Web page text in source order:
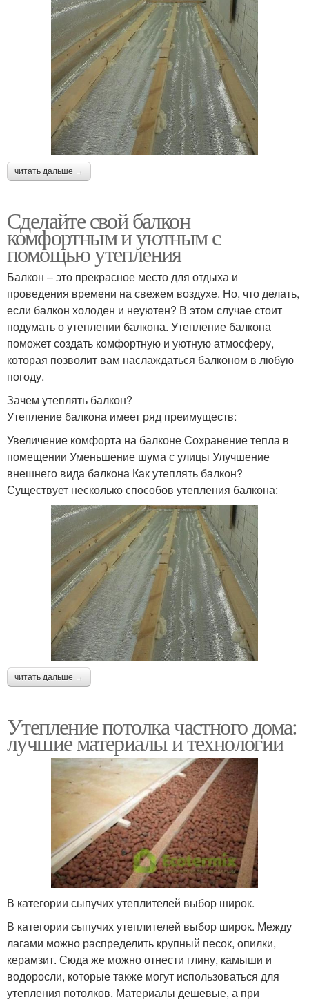
читать дальше →
Сделайте свой балкон
комфортным и уютным с
помощью утепления
Балкон – это прекрасное место для отдыха и
проведения времени на свежем воздухе. Но, что делать,
если балкон холоден и неуютен? В этом случае стоит
подумать о утеплении балкона. Утепление балкона
поможет создать комфортную и уютную атмосферу,
которая позволит вам наслаждаться балконом в любую
погоду.
Зачем утеплять балкон?
Утепление балкона имеет ряд преимуществ:
Увеличение комфорта на балконе Сохранение тепла в
помещении Уменьшение шума с улицы Улучшение
внешнего вида балкона Как утеплять балкон?
Существует несколько способов утепления балкона:
читать дальше →
Утепление потолка частного дома:
лучшие материалы и технологии
В категории сыпучих утеплителей выбор широк.
В категории сыпучих утеплителей выбор широк. Между
лагами можно распределить крупный песок, опилки,
керамзит. Сюда же можно отнести глину, камыши и
водоросли, которые также могут использоваться для
утепления потолков. Материалы дешевые, а при